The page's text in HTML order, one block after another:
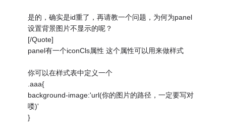
是的，确实是id重了，再请教一个问题，为何为panel
设置背景图片不显示的呢？
[/Quote]
panel有一个iconCls属性 这个属性可以用来做样式
你可以在样式表中定义一个
.aaa{
background-image:'url(你的图片的路径，一定要写对
喽)'
}